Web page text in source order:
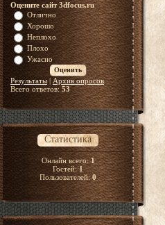
Оцените сайт 3dfocus.ru
Отлично
Хорошо
Неплохо
Плохо
Ужасно
Результаты| Архив опросов
Всего ответов:53
Статистика
Онлайн всего:1
Гостей:1
Пользователей:0